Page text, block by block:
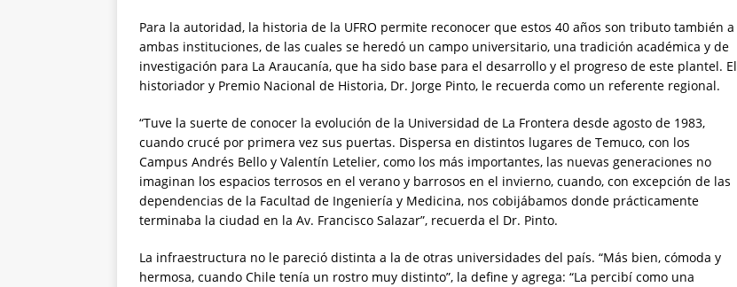
Para la autoridad, la historia de la UFRO permite reconocer que estos 40 años son tributo también a
ambas instituciones, de las cuales se heredó un campo universitario, una tradición académica y de
investigación para La Araucanía, que ha sido base para el desarrollo y el progreso de este plantel. El
historiador y Premio Nacional de Historia, Dr. Jorge Pinto, le recuerda como un referente regional.
“Tuve la suerte de conocer la evolución de la Universidad de La Frontera desde agosto de 1983,
cuando crucé por primera vez sus puertas. Dispersa en distintos lugares de Temuco, con los
Campus Andrés Bello y Valentín Letelier, como los más importantes, las nuevas generaciones no
imaginan los espacios terrosos en el verano y barrosos en el invierno, cuando, con excepción de las
dependencias de la Facultad de Ingeniería y Medicina, nos cobijábamos donde prácticamente
terminaba la ciudad en la Av. Francisco Salazar”, recuerda el Dr. Pinto.
La infraestructura no le pareció distinta a la de otras universidades del país. “Más bien, cómoda y
hermosa, cuando Chile tenía un rostro muy distinto”, la define y agrega: “La percibí como una